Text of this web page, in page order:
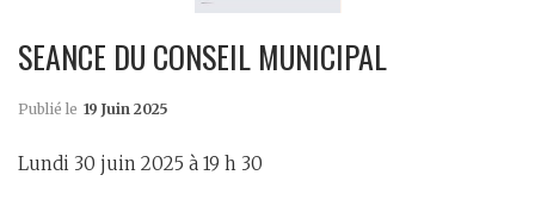
SEANCE DU CONSEIL MUNICIPAL
Publié le 19 Juin 2025
Lundi 30 juin 2025 à 19 h 30